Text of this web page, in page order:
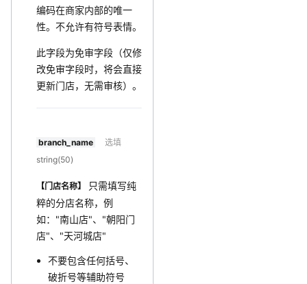
编码在商家内部的唯一
性。不允许有符号表情。
此字段为免审字段（仅修
改免审字段时，将会直接
更新门店，无需审核）。
branch_name
选填
string(50)
【门店名称】
只需填写纯
粹的分店名称，例
如："南山店"、"朝阳门
店"、"天河城店"
不要包含任何括号、
破折号等辅助符号